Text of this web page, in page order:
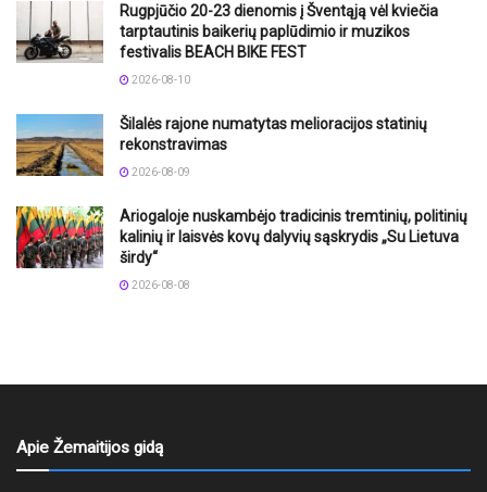
Rugpjūčio 20-23 dienomis į Šventąją vėl kviečia
tarptautinis baikerių paplūdimio ir muzikos
festivalis BEACH BIKE FEST
2026-08-10
Šilalės rajone numatytas melioracijos statinių
rekonstravimas
2026-08-09
Ariogaloje nuskambėjo tradicinis tremtinių, politinių
kalinių ir laisvės kovų dalyvių sąskrydis „Su Lietuva
širdy“
2026-08-08
Apie Žemaitijos gidą